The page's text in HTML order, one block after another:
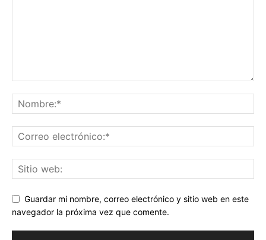
Guardar mi nombre, correo electrónico y sitio web en este
navegador la próxima vez que comente.